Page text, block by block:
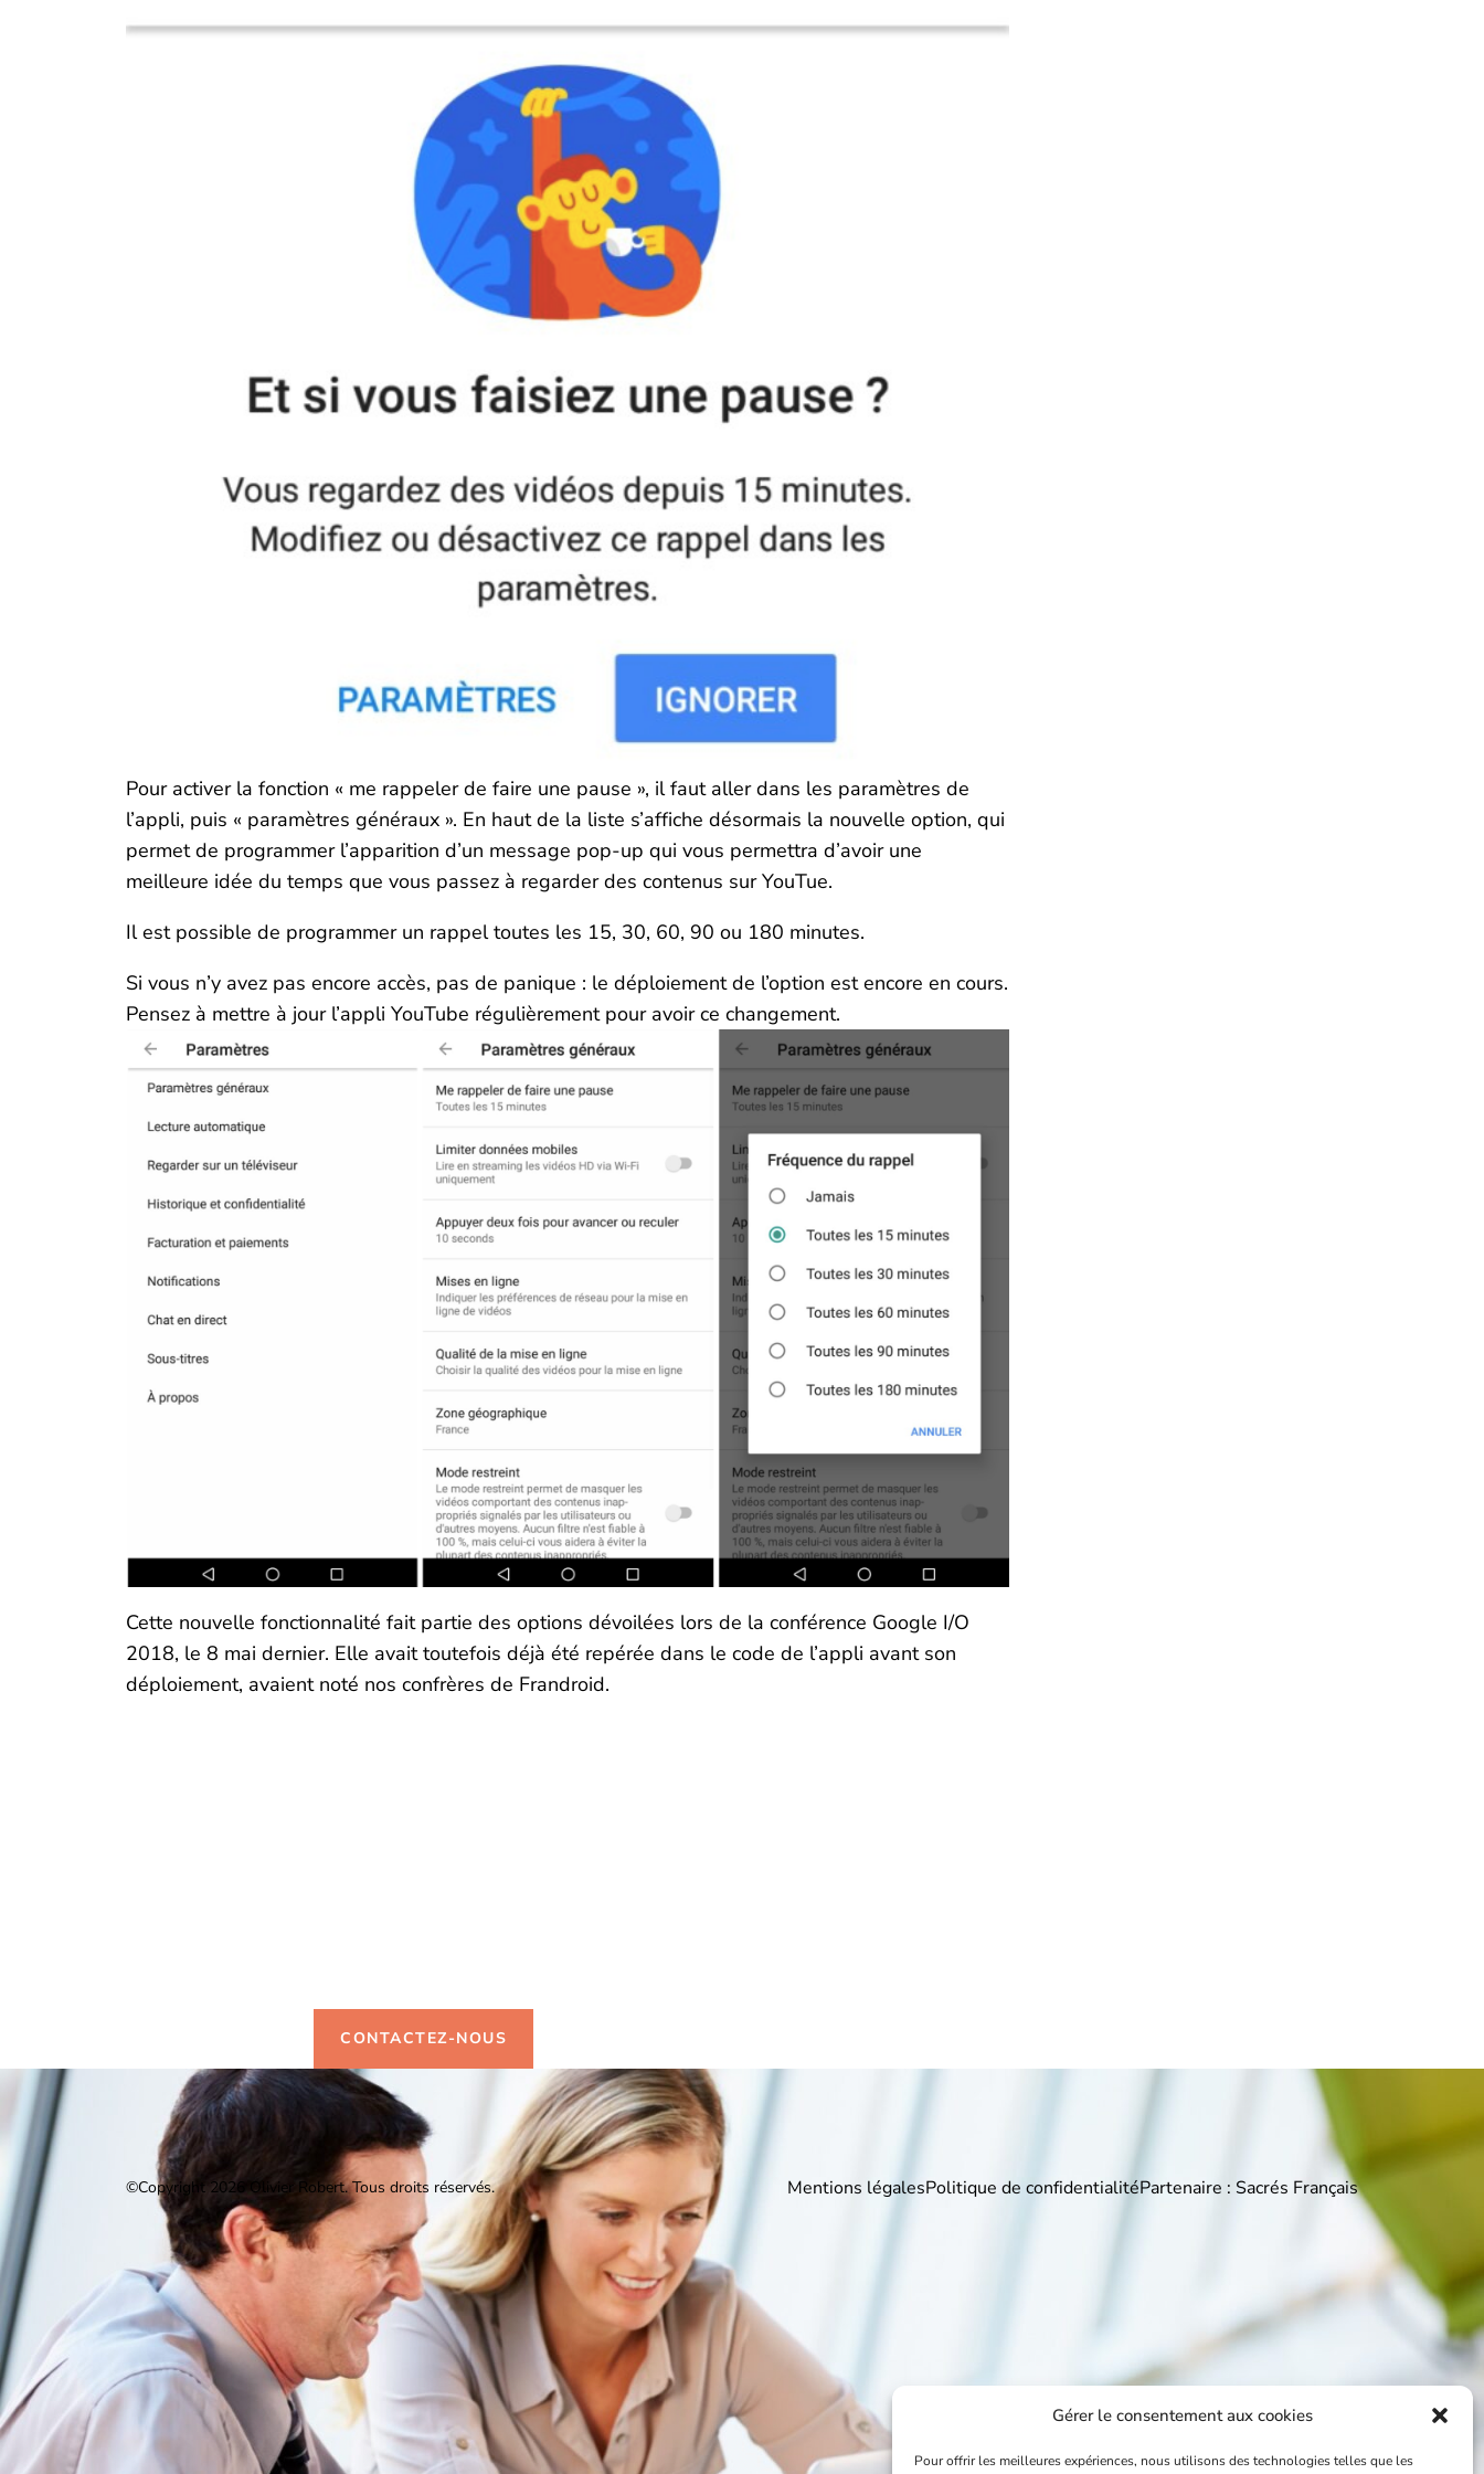
Gérer le consentement aux cookies
Pour offrir les meilleures expériences, nous utilisons des technologies telles que les
Pour activer la fonction « me rappeler de faire une pause », il faut aller dans les paramètres de
l’appli, puis « paramètres généraux ». En haut de la liste s’affiche désormais la nouvelle option, qui
permet de programmer l’apparition d’un message pop-up qui vous permettra d’avoir une
meilleure idée du temps que vous passez à regarder des contenus sur YouTue.
Il est possible de programmer un rappel toutes les 15, 30, 60, 90 ou 180 minutes.
Si vous n’y avez pas encore accès, pas de panique : le déploiement de l’option est encore en cours.
Pensez à mettre à jour l’appli YouTube régulièrement pour avoir ce changement.
Cette nouvelle fonctionnalité fait partie des options dévoilées lors de la conférence Google I/O
2018, le 8 mai dernier. Elle avait toutefois déjà été repérée dans le code de l’appli avant son
déploiement, avaient noté nos confrères de Frandroid.
CONTACTEZ-NOUS
©Copyright 2026 Olivier Robert.Tous droits réservés. Mentions légalesPolitique de confidentialitéPartenaire : Sacrés Français